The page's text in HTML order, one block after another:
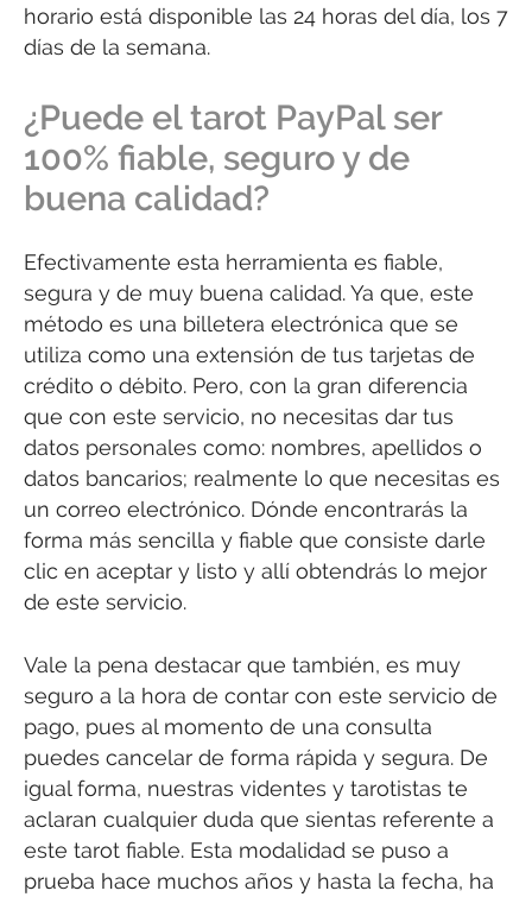
horario está disponible las 24 horas del día, los 7
días de la semana.
¿Puede el tarot PayPal ser
100% fiable, seguro y de
buena calidad?
Efectivamente esta herramienta es fiable,
segura y de muy buena calidad. Ya que, este
método es una billetera electrónica que se
utiliza como una extensión de tus tarjetas de
crédito o débito. Pero, con la gran diferencia
que con este servicio, no necesitas dar tus
datos personales como: nombres, apellidos o
datos bancarios; realmente lo que necesitas es
un correo electrónico. Dónde encontrarás la
forma más sencilla y fiable que consiste darle
clic en aceptar y listo y allí obtendrás lo mejor
de este servicio.
Vale la pena destacar que también, es muy
seguro a la hora de contar con este servicio de
pago, pues al momento de una consulta
puedes cancelar de forma rápida y segura. De
igual forma, nuestras videntes y tarotistas te
aclaran cualquier duda que sientas referente a
este tarot fiable. Esta modalidad se puso a
prueba hace muchos años y hasta la fecha, ha